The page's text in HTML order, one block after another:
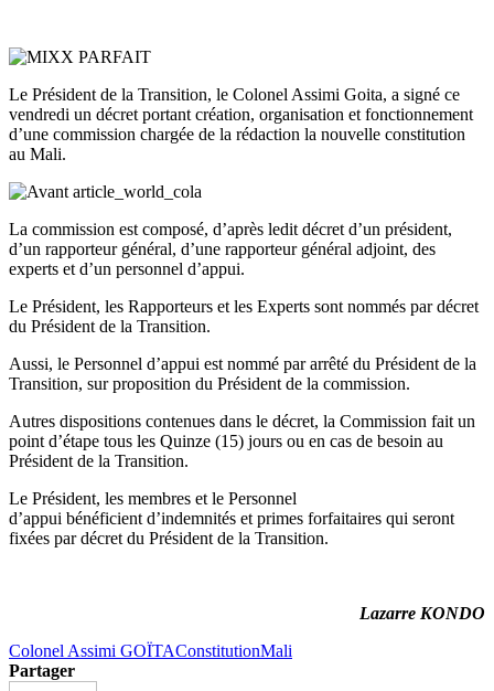
Le Président de la Transition, le Colonel Assimi Goita, a signé ce
vendredi un décret portant création, organisation et fonctionnement
d’une commission chargée de la rédaction la nouvelle constitution
au Mali.
La commission est composé, d’après ledit décret d’un président,
d’un rapporteur général, d’une rapporteur général adjoint, des
experts et d’un personnel d’appui.
Le Président, les Rapporteurs et les Experts sont nommés par décret
du Président de la Transition.
Aussi, le Personnel d’appui est nommé par arrêté du Président de la
Transition, sur proposition du Président de la commission.
Autres dispositions contenues dans le décret, la Commission fait un
point d’étape tous les Quinze (15) jours ou en cas de besoin au
Président de la Transition.
Le Président, les membres et le Personnel
d’appui bénéficient d’indemnités et primes forfaitaires qui seront
fixées par décret du Président de la Transition.
Lazarre KONDO
Colonel Assimi GOÏTAConstitutionMali
Partager